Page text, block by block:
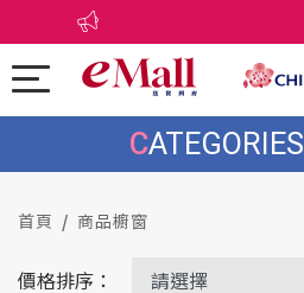
CATEGORIES
首頁 商品櫥窗
價格排序：